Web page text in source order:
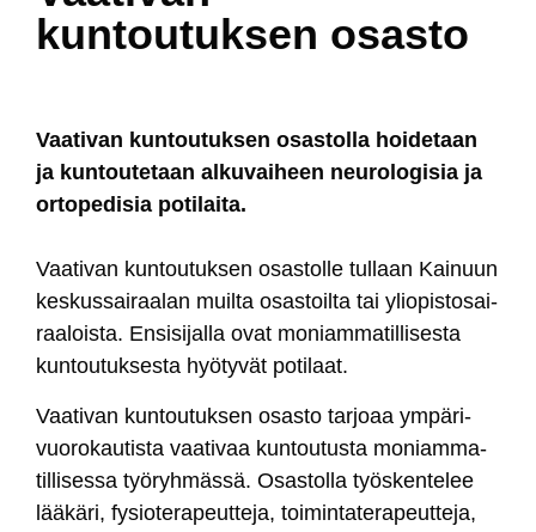
kuntoutuksen osasto
Vaa­ti­van kun­tou­tuk­sen osas­tol­la hoi­de­taan
ja kun­tou­te­taan al­ku­vai­heen neu­ro­lo­gi­sia ja
or­to­pe­di­sia po­ti­lai­ta.
Vaa­ti­van kun­tou­tuk­sen osas­tol­le tul­laan Kai­nuun
kes­kus­sai­raa­lan muil­ta osas­toil­ta tai ylio­pis­to­sai­
raa­lois­ta. En­si­si­jal­la ovat mo­niam­ma­til­li­ses­ta
kun­tou­tuk­ses­ta hyö­ty­vät po­ti­laat.
Vaa­ti­van kun­tou­tuk­sen osas­to tar­joaa ym­pä­ri­
vuo­ro­kau­tis­ta vaa­ti­vaa kun­tou­tus­ta mo­niam­ma­
til­li­ses­sa työ­ryh­mäs­sä. Osas­tol­la työs­ken­te­lee
lää­kä­ri, fy­sio­te­ra­peut­te­ja, toi­min­ta­te­ra­peut­te­ja,